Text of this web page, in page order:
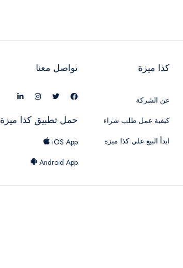
كذا ميزة
عن الشركة
كيفية عمل طلب شراء
ابدأ البيع علي كذا ميزة
تواصل معنا
حمل تطبيق كذا ميزة
iOS App
Android App